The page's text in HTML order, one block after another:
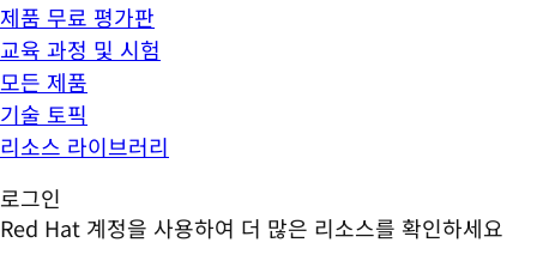
제품 무료 평가판
교육 과정 및 시험
모든 제품
기술 토픽
리소스 라이브러리
로그인
Red Hat 계정을 사용하여 더 많은 리소스를 확인하세요